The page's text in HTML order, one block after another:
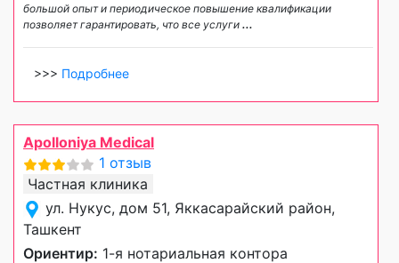
большой опыт и периодическое повышение квалификации
позволяет гарантировать, что все услуги ...
>>> Подробнее
Apolloniya Medical
1 отзыв
Частная клиника
ул. Нукус, дом 51, Яккасарайский район,
Ташкент
Ориентир: 1-я нотариальная контора